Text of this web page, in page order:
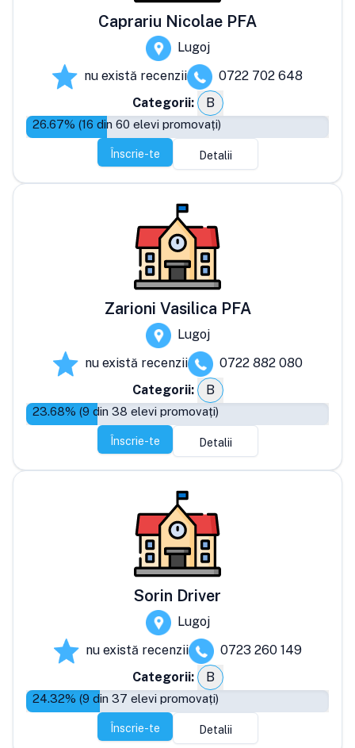
Caprariu Nicolae PFA
Lugoj
nu există recenzii
0722 702 648
Categorii:
B
26.67% (16 din 60 elevi promovați)
Înscrie-te Detalii
Zarioni Vasilica PFA
Lugoj
nu există recenzii
0722 882 080
Categorii:
B
23.68% (9 din 38 elevi promovați)
Înscrie-te Detalii
Sorin Driver
Lugoj
nu există recenzii
0723 260 149
Categorii:
B
24.32% (9 din 37 elevi promovați)
Înscrie-te Detalii